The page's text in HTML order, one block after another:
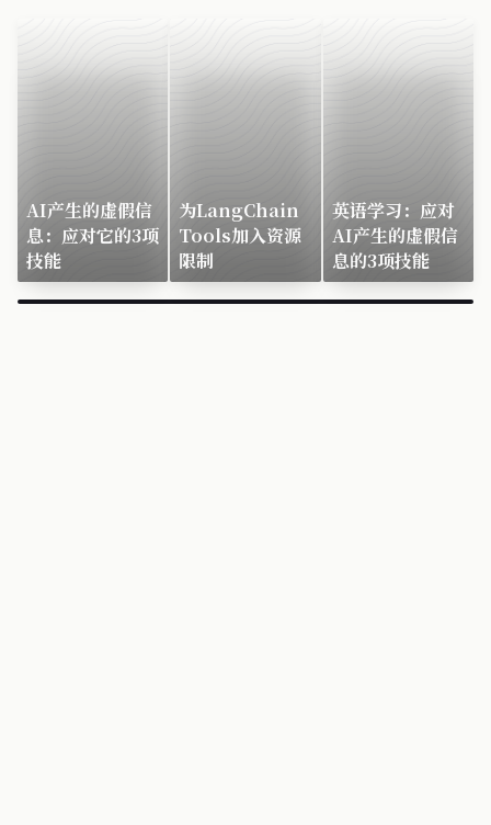
AI产生的虚假信
息：应对它的3项
技能
为LangChain
Tools加入资源
限制
英语学习：应对
AI产生的虚假信
息的3项技能